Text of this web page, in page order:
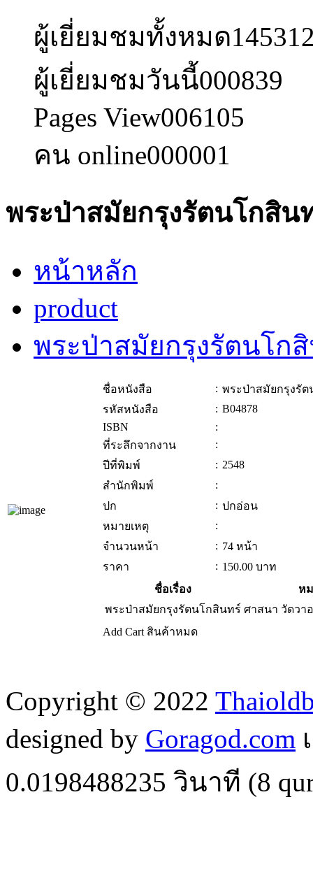
ผู้เยี่ยมชมทั้งหมด
ผู้เยี่ยมชมวันนี้000839
Pages View006105
คน online000001
พระป่าสมัยกรุงรัตนโกสิน
หน้าหลัก
product
พระป่าสมัยกรุงรัตนโก
ชื่อหนังสือ : พระป่าสมัยกรุงรั
รหัสหนังสือ
: B04878
ISBN
:
ที่ระลึกจากงาน
:
ปีที่พิมพ์
: 2548
สำนักพิมพ์
:
ปก
: ปกอ่อน
หมายเหตุ
:
จำนวนหน้า
: 74 หน้า
ราคา
: 150.00 บาท
ชื่อเรื่อง
ห
พระป่าสมัยกรุงรัตนโกสินทร์ ศาสนา วัดวา
Add Cart สินค้าหมด
Copyright © 2022
designed by Goragod.com
0.0198488235 วินาที (8